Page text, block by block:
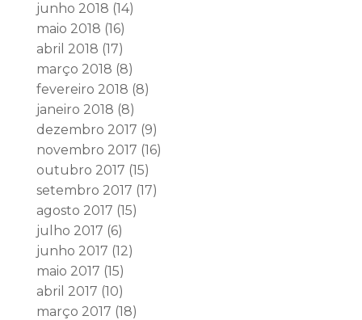
junho 2018 (14)
maio 2018 (16)
abril 2018 (17)
março 2018 (8)
fevereiro 2018 (8)
janeiro 2018 (8)
dezembro 2017 (9)
novembro 2017 (16)
outubro 2017 (15)
setembro 2017 (17)
agosto 2017 (15)
julho 2017 (6)
junho 2017 (12)
maio 2017 (15)
abril 2017 (10)
março 2017 (18)